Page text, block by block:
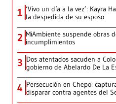
1 ‘Vivo un día a la vez’: Kayra
la despedida de su esposo
2 MiAmbiente suspende obras
incumplimientos
3 Dos atentados sacuden a
gobierno de Abelardo De La
4 Persecución en Chepo:
disparar contra agentes del